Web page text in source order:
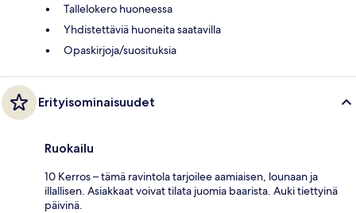
Tallelokero huoneessa
Yhdistettäviä huoneita saatavilla
Opaskirjoja/suosituksia
Erityisominaisuudet
Ruokailu
10 Kerros – tämä ravintola tarjoilee aamiaisen, lounaan ja
illallisen. Asiakkaat voivat tilata juomia baarista. Auki tiettyinä
päivinä.